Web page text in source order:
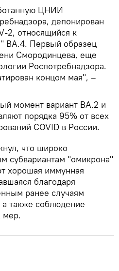
ЦНИИ
депонирован
2, относящийся к
BA.4. Первый образец
Смородинцева, еще
Роспотребнадзора.
концом мая", –
момент вариант BA.2 и
порядка 95% от всех
COVID в России.
что широко
субвариантам "омикрона"
хорошая иммунная
благодаря
ранее случаям
а также соблюдение
мер.